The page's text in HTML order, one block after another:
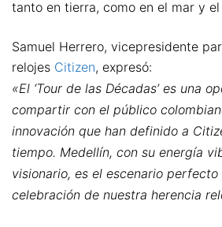
tanto en tierra, como en el mar y el
Samuel Herrero, vicepresidente
relojes Citizen, expresó:
«El ‘Tour de las Décadas’ es una
compartir con el público
innovación que han definido a
tiempo. Medellín, con su energía
visionario, es el escenario perfecto
celebración de nuestra herencia